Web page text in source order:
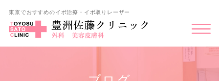
東京でおすすめのイボ治療・イボ取りレーザー